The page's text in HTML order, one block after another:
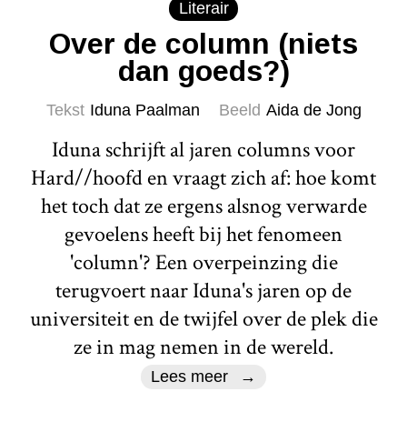
Literair
Over de column (niets
dan goeds?)
Tekst Iduna Paalman Beeld Aida de Jong
Iduna schrijft al jaren columns voor
Hard//hoofd en vraagt zich af: hoe komt
het toch dat ze ergens alsnog verwarde
gevoelens heeft bij het fenomeen
'column'? Een overpeinzing die
terugvoert naar Iduna's jaren op de
universiteit en de twijfel over de plek die
ze in mag nemen in de wereld.
Lees meer